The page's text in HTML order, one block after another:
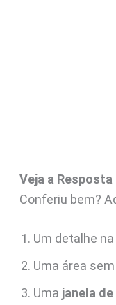
Veja a Resposta
Conferiu bem?
Um detalhe na
Uma área sem
Uma janela